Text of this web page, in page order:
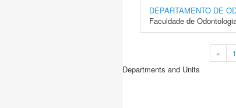
DEPARTAMENTO DE
Faculdade de
« 1
Departments and Units